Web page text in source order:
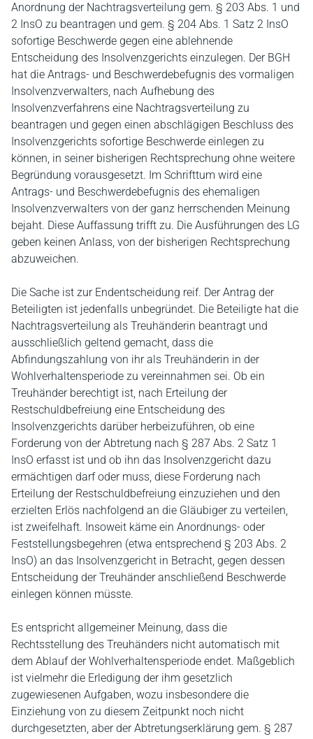
Anordnung der Nachtragsverteilung gem. § 203 Abs. 1 und
2 InsO zu beantragen und gem. § 204 Abs. 1 Satz 2 InsO
sofortige Beschwerde gegen eine ablehnende
Entscheidung des Insolvenzgerichts einzulegen. Der BGH
hat die Antrags- und Beschwerdebefugnis des vormaligen
Insolvenzverwalters, nach Aufhebung des
Insolvenzverfahrens eine Nachtragsverteilung zu
beantragen und gegen einen abschlägigen Beschluss des
Insolvenzgerichts sofortige Beschwerde einlegen zu
können, in seiner bisherigen Rechtsprechung ohne weitere
Begründung vorausgesetzt. Im Schrifttum wird eine
Antrags- und Beschwerdebefugnis des ehemaligen
Insolvenzverwalters von der ganz herrschenden Meinung
bejaht. Diese Auffassung trifft zu. Die Ausführungen des LG
geben keinen Anlass, von der bisherigen Rechtsprechung
abzuweichen.
Die Sache ist zur Endentscheidung reif. Der Antrag der
Beteiligten ist jedenfalls unbegründet. Die Beteiligte hat die
Nachtragsverteilung als Treuhänderin beantragt und
ausschließlich geltend gemacht, dass die
Abfindungszahlung von ihr als Treuhänderin in der
Wohlverhaltensperiode zu vereinnahmen sei. Ob ein
Treuhänder berechtigt ist, nach Erteilung der
Restschuldbefreiung eine Entscheidung des
Insolvenzgerichts darüber herbeizuführen, ob eine
Forderung von der Abtretung nach § 287 Abs. 2 Satz 1
InsO erfasst ist und ob ihn das Insolvenzgericht dazu
ermächtigen darf oder muss, diese Forderung nach
Erteilung der Restschuldbefreiung einzuziehen und den
erzielten Erlös nachfolgend an die Gläubiger zu verteilen,
ist zweifelhaft. Insoweit käme ein Anordnungs- oder
Feststellungsbegehren (etwa entsprechend § 203 Abs. 2
InsO) an das Insolvenzgericht in Betracht, gegen dessen
Entscheidung der Treuhänder anschließend Beschwerde
einlegen können müsste.
Es entspricht allgemeiner Meinung, dass die
Rechtsstellung des Treuhänders nicht automatisch mit
dem Ablauf der Wohlverhaltensperiode endet. Maßgeblich
ist vielmehr die Erledigung der ihm gesetzlich
zugewiesenen Aufgaben, wozu insbesondere die
Einziehung von zu diesem Zeitpunkt noch nicht
durchgesetzten, aber der Abtretungserklärung gem. § 287